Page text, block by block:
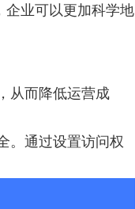
企业可以更加科学地
从而降低运营成
。通过设置访问权